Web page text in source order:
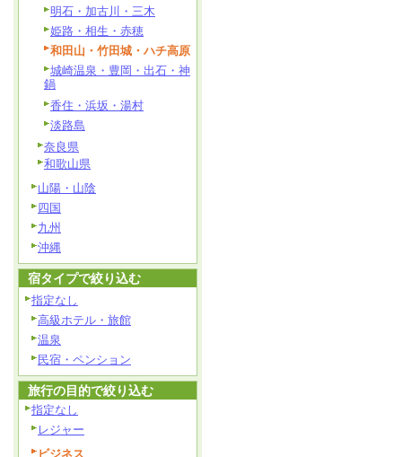
明石・加古川・三木
姫路・相生・赤穂
和田山・竹田城・ハチ高原
城崎温泉・豊岡・出石・神
鍋
香住・浜坂・湯村
淡路島
奈良県
和歌山県
山陽・山陰
四国
九州
沖縄
宿タイプで絞り込む
指定なし
高級ホテル・旅館
温泉
民宿・ペンション
旅行の目的で絞り込む
指定なし
レジャー
ビジネス